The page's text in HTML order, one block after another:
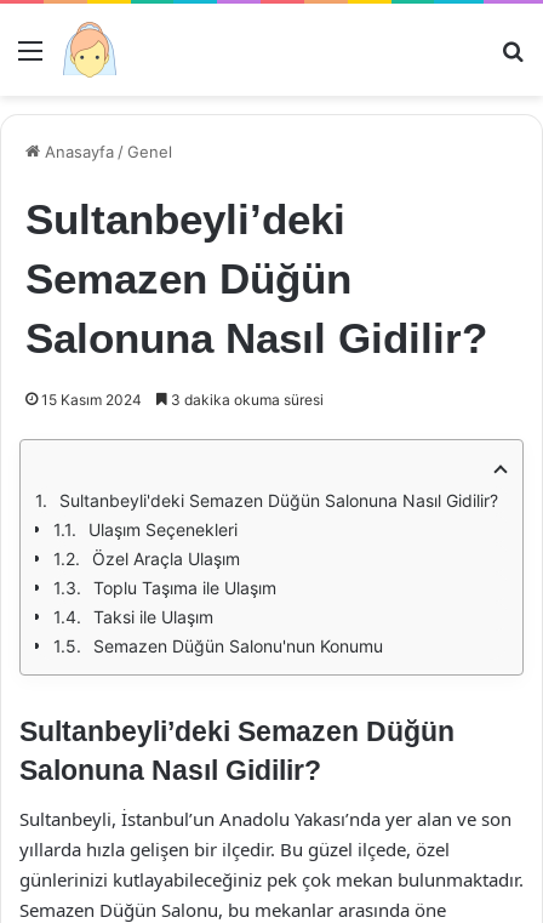
Menü
Anasayfa /Genel
Sultanbeyli’deki
Semazen Düğün
Salonuna Nasıl Gidilir?
15 Kasım 2024 3 dakika okuma süresi
Sultanbeyli'deki Semazen Düğün Salonuna Nasıl Gidilir?
Ulaşım Seçenekleri
Özel Araçla Ulaşım
Toplu Taşıma ile Ulaşım
Taksi ile Ulaşım
Semazen Düğün Salonu'nun Konumu
Sultanbeyli’deki Semazen Düğün
Salonuna Nasıl Gidilir?
Sultanbeyli, İstanbul’un Anadolu Yakası’nda yer alan ve son
yıllarda hızla gelişen bir ilçedir. Bu güzel ilçede, özel
günlerinizi kutlayabileceğiniz pek çok mekan bulunmaktadır.
Semazen Düğün Salonu, bu mekanlar arasında öne